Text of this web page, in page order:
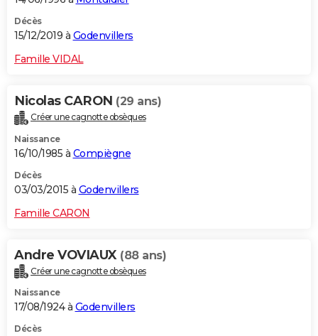
Décès
15/12/2019 à Godenvillers
Famille VIDAL
Nicolas CARON (29 ans)
Créer une cagnotte obsèques
Naissance
16/10/1985 à Compiègne
Décès
03/03/2015 à Godenvillers
Famille CARON
Andre VOVIAUX (88 ans)
Créer une cagnotte obsèques
Naissance
17/08/1924 à Godenvillers
Décès